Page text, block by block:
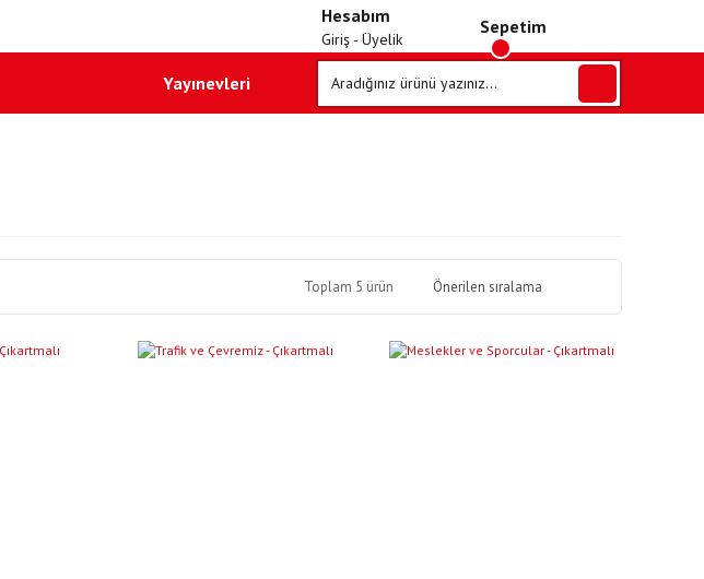
Hesabım
Giriş - Üyelik
Sepetim
Yayınevleri
Toplam 5 ürün